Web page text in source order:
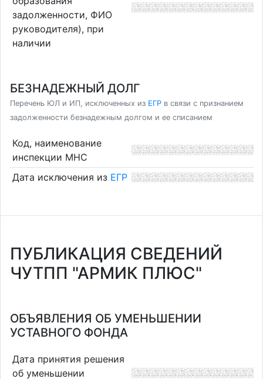
задолженности, ФИО
руководителя), при
наличии
БЕЗНАДЕЖНЫЙ ДОЛГ
Перечень ЮЛ и ИП, исключенных из ЕГР в связи с признанием
задолженности безнадежным долгом и ее списанием
Код, наименование
инспекции МНС
Дата исключения из ЕГР
ПУБЛИКАЦИЯ СВЕДЕНИЙ
ЧУТПП "АРМИК ПЛЮС"
ОБЪЯВЛЕНИЯ ОБ УМЕНЬШЕНИИ
УСТАВНОГО ФОНДА
Дата принятия решения
об уменьшении